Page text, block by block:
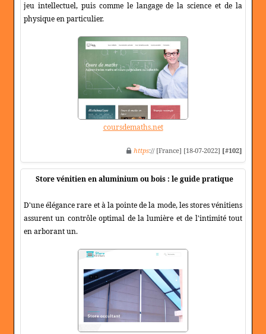
jeu intellectuel, puis comme le langage de la science et de la
physique en particulier.
coursdemaths.net
https:// [France] [18-07-2022] [#102]
Store vénitien en aluminium ou bois : le guide pratique
D'une élégance rare et à la pointe de la mode, les stores vénitiens
assurent un contrôle optimal de la lumière et de l'intimité tout
en arborant un.